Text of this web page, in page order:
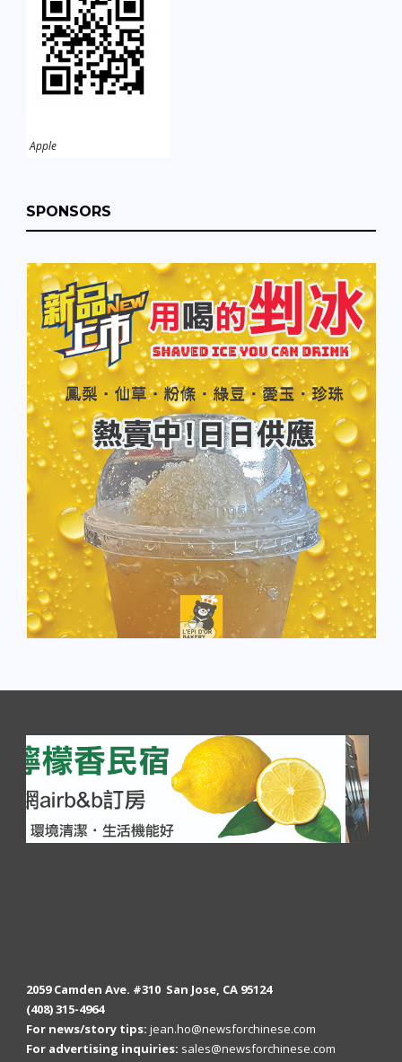
Apple
SPONSORS
2059 Camden Ave. #310 San Jose, CA 95124
(408) 315-4964
For news/story tips: jean.ho@newsforchinese.com
For advertising inquiries: sales@newsforchinese.com